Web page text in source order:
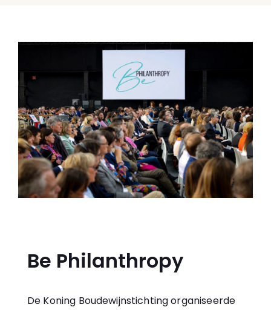
Be Philanthropy
De Koning Boudewijnstichting organiseerde